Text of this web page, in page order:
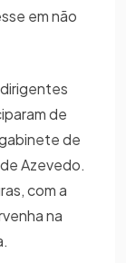
em não
de
de
Azevedo.
com a
na